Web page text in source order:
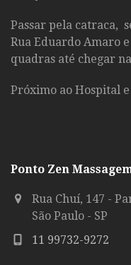
Passar pela catraca,
Rua Eduardo Amaro
quadras até chegar
Próximo ao Hospital
Ponto Zen
Rua Chuí, 147 -
São Paulo - SP
11 99732-9272